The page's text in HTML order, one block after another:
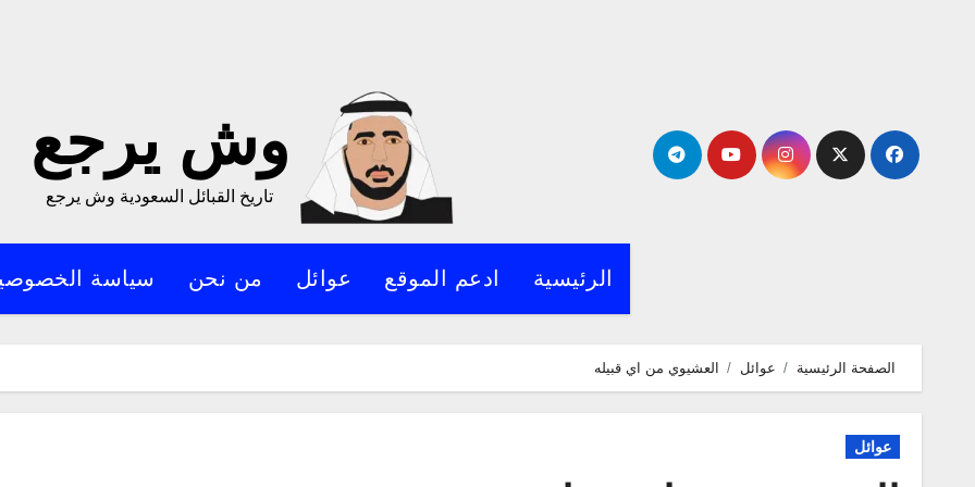
وش يرجع
تاريخ القبائل السعودية وش يرجع
الرئيسية ادعم الموقع عوائل من نحن سياسة
الصفحة الرئيسية عوائل العشيوي من اي قبيله
عوائل